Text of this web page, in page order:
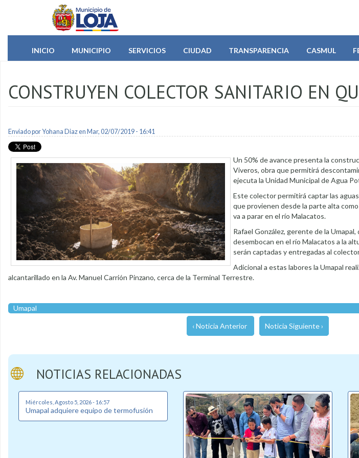
Pasar al contenido principal
INICIO
MUNICIPIO SERVICIOS CIUDAD TRANSPARENCIA CASMUL
CONSTRUYEN COLECTOR SANITARIO EN
Enviado porYohana Diazen Mar, 02/07/2019 - 16:41
Un 50% de avance presenta la
Viveros, obra que permitirá
ejecuta la Unidad Municipal de Agua
Este colector permitirá captar las
que provienen desde la parte alta
va a parar en el río Malacatos.
Rafael González, gerente de la
desembocan en el río Malacatos a la
serán captadas y entregadas al
Adicional a estas labores la Umapal
alcantarillado en la Av. Manuel Carrión Pinzano, cerca de la Terminal Terrestre.
Umapal
‹ Noticia Anterior Noticia Siguiente ›
NOTICIAS RELACIONADAS
Miércoles, Agosto 5, 2026 - 16:57
Umapal adquiere equipo de termofusión